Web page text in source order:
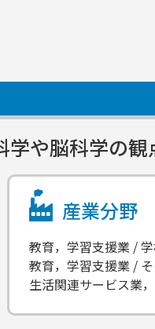
や脳科学の
産業分野
教育，学習支援業 /
教育，学習支援業 /
生活関連サービス業